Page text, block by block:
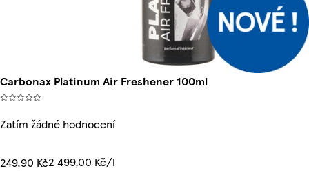
Carbonax Platinum Air Freshener 100ml
Zatím žádné hodnocení
249,90 Kč2 499,00 Kč/l